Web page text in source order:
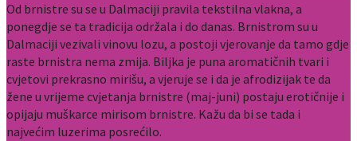
Od brnistre su se u Dalmaciji pravila tekstilna vlakna, a
ponegdje se ta tradicija održala i do danas. Brnistrom su u
Dalmaciji vezivali vinovu lozu, a postoji vjerovanje da tamo gdje
raste brnistra nema zmija. Biljka je puna aromatičnih tvari i
cvjetovi prekrasno mirišu, a vjeruje se i da je afrodizijak te da
žene u vrijeme cvjetanja brnistre (maj-juni) postaju erotičnije i
opijaju muškarce mirisom brnistre. Kažu da bi se tada i
najvećim luzerima posrećilo.